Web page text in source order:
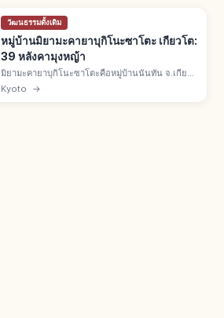
วัฒนธรรมดั้งเดิม
หมู่บ้านมิยามะคายาบุกิโนะซาโตะ เกียวโต:
39 หลังคามุงหญ้า
มิยามะคายาบุกิโนะซาโตะคือหมู่บ้านนันทัน จ.เกียว
โต บ้านราว 50 หลัง มีหลังคามุงหญ้าคา 39 หลัง เขต
อนุรักษ์แห่งชาติปี 1993 และ Best Tourism
Kyoto →